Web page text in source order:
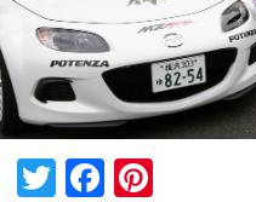
TwitterFacebook